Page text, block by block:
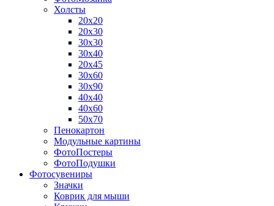
Холсты
20х20
20х30
30х30
30х40
20х45
30х60
30х90
40х40
40х60
50х70
Пенокартон
Модульные картины
ФотоПостеры
ФотоПодушки
Фотоcувениры
Значки
Коврик для мыши